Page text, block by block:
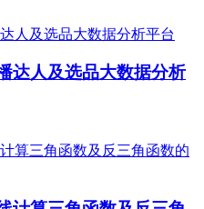
达人及选品大数据分析